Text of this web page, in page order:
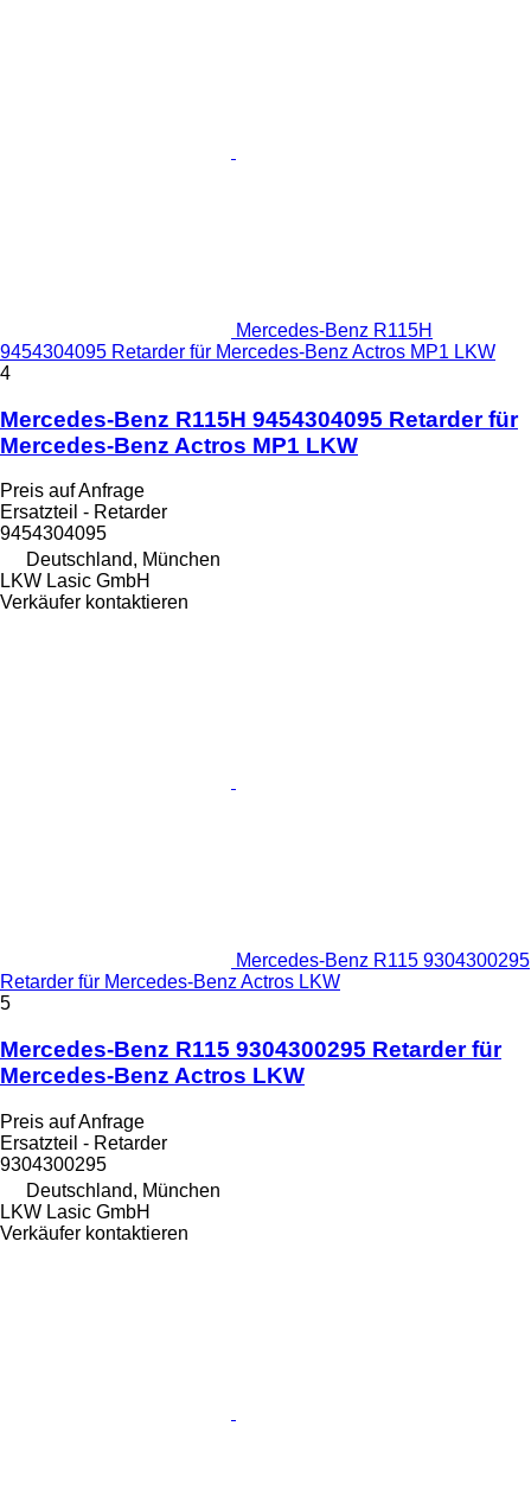
Mercedes-Benz R115H
9454304095 Retarder für Mercedes-Benz Actros MP1 LKW
4
Mercedes-Benz R115H 9454304095 Retarder für
Mercedes-Benz Actros MP1 LKW
Preis auf Anfrage
Ersatzteil - Retarder
9454304095
Deutschland, München
LKW Lasic GmbH
Verkäufer kontaktieren
Mercedes-Benz R115 9304300295
Retarder für Mercedes-Benz Actros LKW
5
Mercedes-Benz R115 9304300295 Retarder für
Mercedes-Benz Actros LKW
Preis auf Anfrage
Ersatzteil - Retarder
9304300295
Deutschland, München
LKW Lasic GmbH
Verkäufer kontaktieren